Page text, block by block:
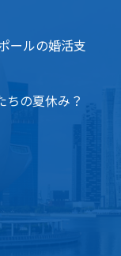
ールの婚活支
ちの夏休み？